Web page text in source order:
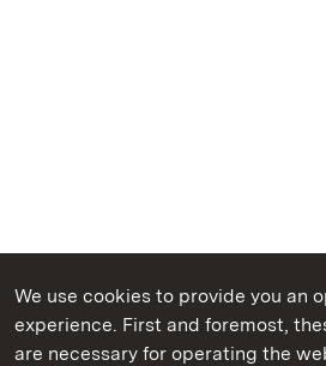
We use cookies to provide you an
experience. First and foremost,
are necessary for operating the